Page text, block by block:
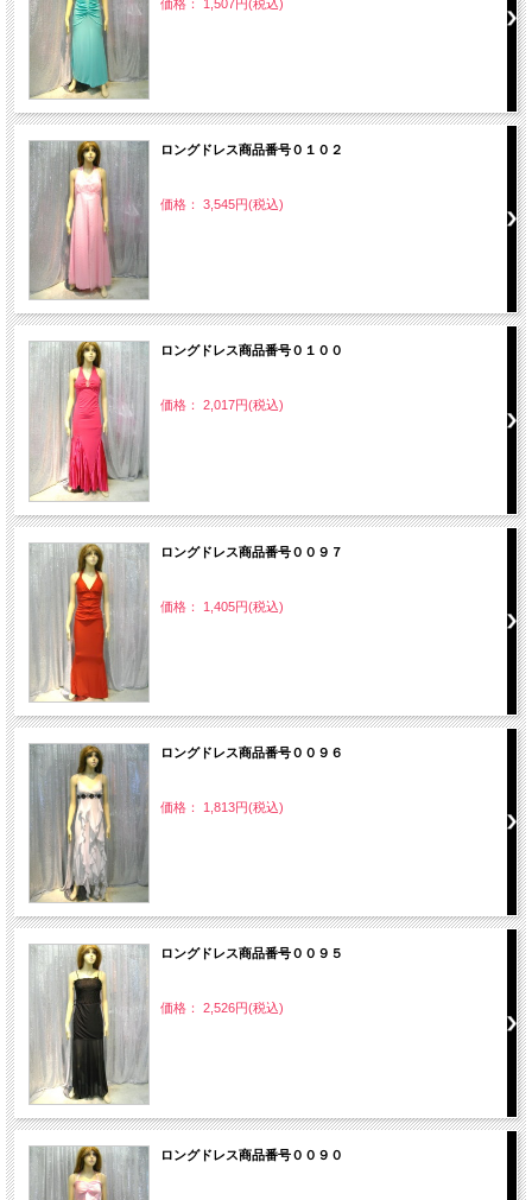
価格： 1,507円(税込)
ロングドレス商品番号０１０２
価格： 3,545円(税込)
ロングドレス商品番号０１００
価格： 2,017円(税込)
ロングドレス商品番号００９７
価格： 1,405円(税込)
ロングドレス商品番号００９６
価格： 1,813円(税込)
ロングドレス商品番号００９５
価格： 2,526円(税込)
ロングドレス商品番号００９０